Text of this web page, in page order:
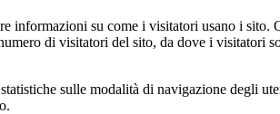
informazioni su come i visitatori usano i sito.
di visitatori del sito, da dove i visitatori
sulle modalità di navigazione degli